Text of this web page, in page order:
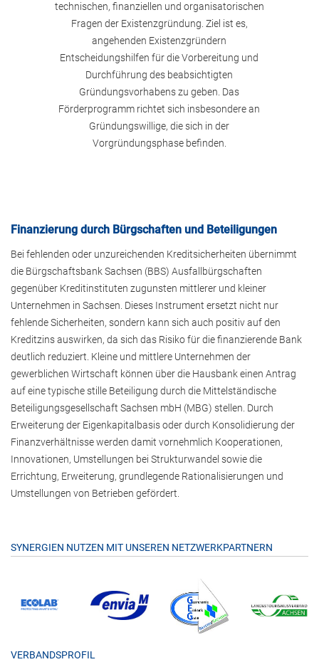
technischen, finanziellen und organisatorischen
Fragen der Existenzgründung. Ziel ist es,
angehenden Existenzgründern
Entscheidungshilfen für die Vorbereitung und
Durchführung des beabsichtigten
Gründungsvorhabens zu geben. Das
Förderprogramm richtet sich insbesondere an
Gründungswillige, die sich in der
Vorgründungsphase befinden.
Finanzierung durch Bürgschaften und Beteiligungen
Bei fehlenden oder unzureichenden Kreditsicherheiten übernimmt
die Bürgschaftsbank Sachsen (BBS) Ausfallbürgschaften
gegenüber Kreditinstituten zugunsten mittlerer und kleiner
Unternehmen in Sachsen. Dieses Instrument ersetzt nicht nur
fehlende Sicherheiten, sondern kann sich auch positiv auf den
Kreditzins auswirken, da sich das Risiko für die finanzierende Bank
deutlich reduziert. Kleine und mittlere Unternehmen der
gewerblichen Wirtschaft können über die Hausbank einen Antrag
auf eine typische stille Beteiligung durch die Mittelständische
Beteiligungsgesellschaft Sachsen mbH (MBG) stellen. Durch
Erweiterung der Eigenkapitalbasis oder durch Konsolidierung der
Finanzverhältnisse werden damit vornehmlich Kooperationen,
Innovationen, Umstellungen bei Strukturwandel sowie die
Errichtung, Erweiterung, grundlegende Rationalisierungen und
Umstellungen von Betrieben gefördert.
SYNERGIEN NUTZEN MIT UNSEREN NETZWERKPARTNERN
VERBANDSPROFIL